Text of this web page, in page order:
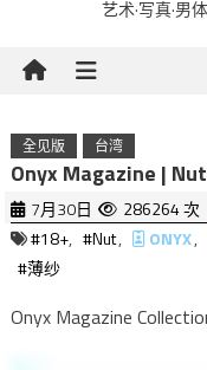
艺术·写真·男
全见版 台湾
Onyx Magazine | Nut
7月30日 286264 次
#18+, #Nut, ONYX,
#薄纱
Onyx Magazine